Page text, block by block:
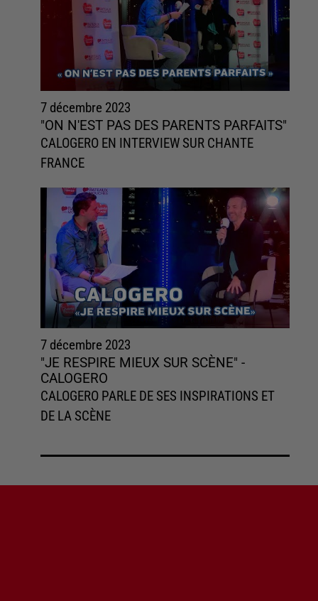
7 décembre 2023
"ON N'EST PAS DES PARENTS PARFAITS"
CALOGERO EN INTERVIEW SUR CHANTE
FRANCE
7 décembre 2023
"JE RESPIRE MIEUX SUR SCÈNE" -
CALOGERO
CALOGERO PARLE DE SES INSPIRATIONS ET
DE LA SCÈNE